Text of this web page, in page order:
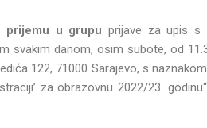
prijemu u grupu prijave za upis s
svakim danom, osim subote, od
122, 71000 Sarajevo, s
za obrazovnu 2022/23.